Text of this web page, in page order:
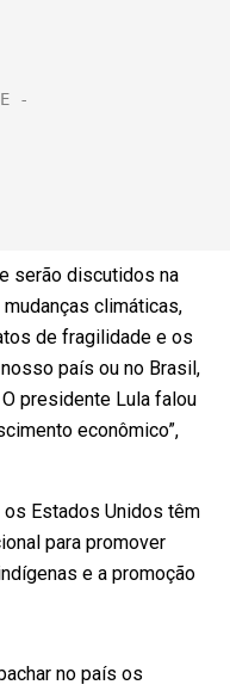
serão discutidos na
climáticas,
de fragilidade e os
país ou no Brasil,
presidente Lula falou
econômico”,
os Estados Unidos têm
para promover
e a promoção
no país os